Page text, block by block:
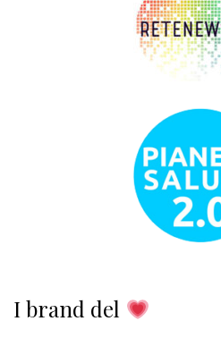
I brand del